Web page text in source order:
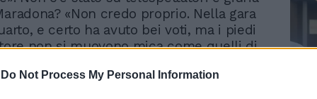
Do Not Process My Personal Information
«Non credo proprio. Nella gara
e certo ha avuto bei voti, ma i piedi
non si muovono mica come quelli di
alla Cannata - spiega la conduttrice -